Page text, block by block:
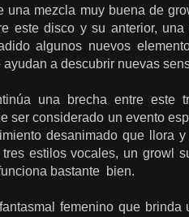
una mezcla muy buena de
este disco y su anterior,
algunos nuevos
a descubrir nuevas
una brecha entre
ser considerado un evento
desanimado que llora
estilos vocales, un growl
bastante bien.
femenino que